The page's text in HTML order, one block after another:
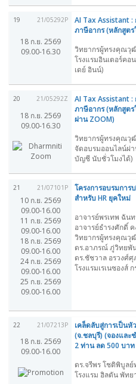
19 21/05292P
18 ก.ย. 2569
09.00-16.30
AI Tax Assistant :
ภาษีอากร (หลักสูตร
วิทยากรผู้ทรงคุณวุ
โรงแรมอินเตอร์คอ
เดย์ อินน์)
20 21/05292Z
18 ก.ย. 2569
09.00-16.30
AI Tax Assistant :
ภาษีอากร (หลักสูต
ผ่าน ZOOM)
วิทยากรผู้ทรงคุณวุ
จัดอบรมออนไลน์ผ่
บัญชี นับชั่วโมงได้)
21 21/07101P
10 ก.ย. 2569
09.00-16.00
11 ก.ย. 2569
09.00-16.00
18 ก.ย. 2569
09.00-16.00
24 ก.ย. 2569
09.00-16.00
25 ก.ย. 2569
09.00-16.00
โครงการอบรมการ
สำหรับ HR ยุคใหม่
อาจารย์พรเทพ ฉัน
อาจารย์ธำรงศักดิ์
วิทยากรผู้ทรงคุณวุ
ดร.อาภรณ์ ภู่วิทยพั
ดร.ชัชวาล อรวงศ์
โรงแรมเรเนซองส์ ก
22 21/07213P
18 ก.ย. 2569
09.00-16.00
เคล็ดลับสู่การเป็น
(จ.ชลบุรี) (จองและ
2 ท่าน ลด 500 บา
ดร.จรีพร โชติพิบูลย์
โรงแรม ฮิลตัน พัทย